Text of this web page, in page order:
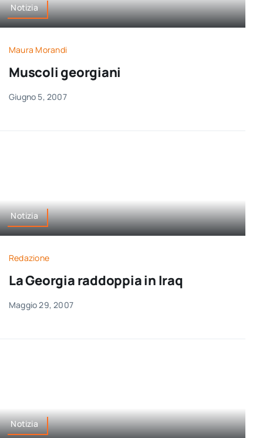
Notizia
Maura Morandi
Muscoli georgiani
Giugno 5, 2007
Notizia
Redazione
La Georgia raddoppia in Iraq
Maggio 29, 2007
Notizia